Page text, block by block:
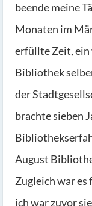
beende meine
Monaten im
erfüllte Zeit, ein
Bibliothek
der
brachte sieben
August
Zugleich war es
ich war zuvor